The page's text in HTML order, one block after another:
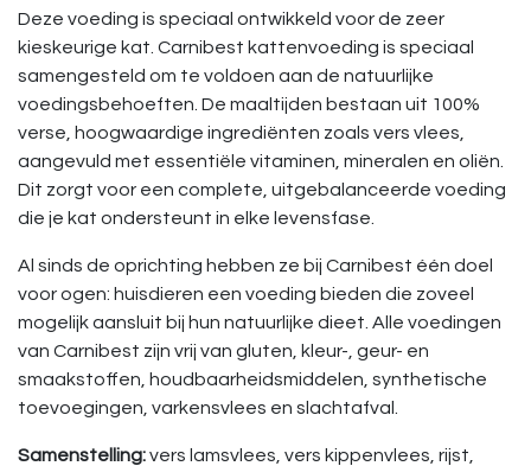
Deze voeding is speciaal ontwikkeld voor de zeer
kieskeurige kat. Carnibest kattenvoeding is speciaal
samengesteld om te voldoen aan de natuurlijke
voedingsbehoeften. De maaltijden bestaan uit 100%
verse, hoogwaardige ingrediënten zoals vers vlees,
aangevuld met essentiële vitaminen, mineralen en oliën.
Dit zorgt voor een complete, uitgebalanceerde voeding
die je kat ondersteunt in elke levensfase.
Al sinds de oprichting hebben ze bij Carnibest één doel
voor ogen: huisdieren een voeding bieden die zoveel
mogelijk aansluit bij hun natuurlijke dieet. Alle voedingen
van Carnibest zijn vrij van gluten, kleur-, geur- en
smaakstoffen, houdbaarheidsmiddelen, synthetische
toevoegingen, varkensvlees en slachtafval.
Samenstelling:vers lamsvlees, vers kippenvlees, rijst,